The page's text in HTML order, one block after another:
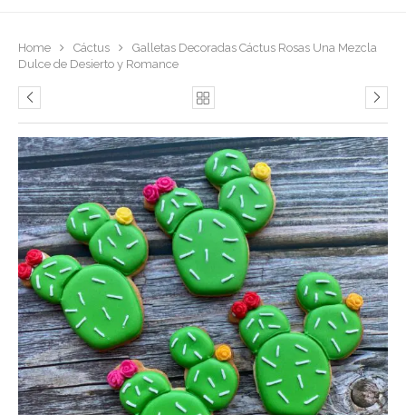
Home Cáctus
Galletas Decoradas Cáctus Rosas Una Mezcla
Dulce de Desierto y Romance